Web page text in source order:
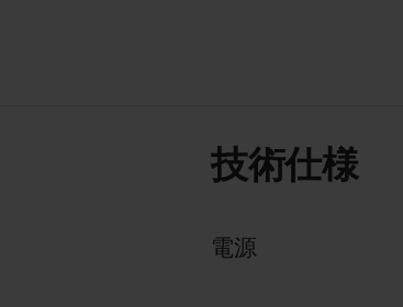
技術仕様
電源